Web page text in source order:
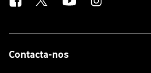
Contacta-nos